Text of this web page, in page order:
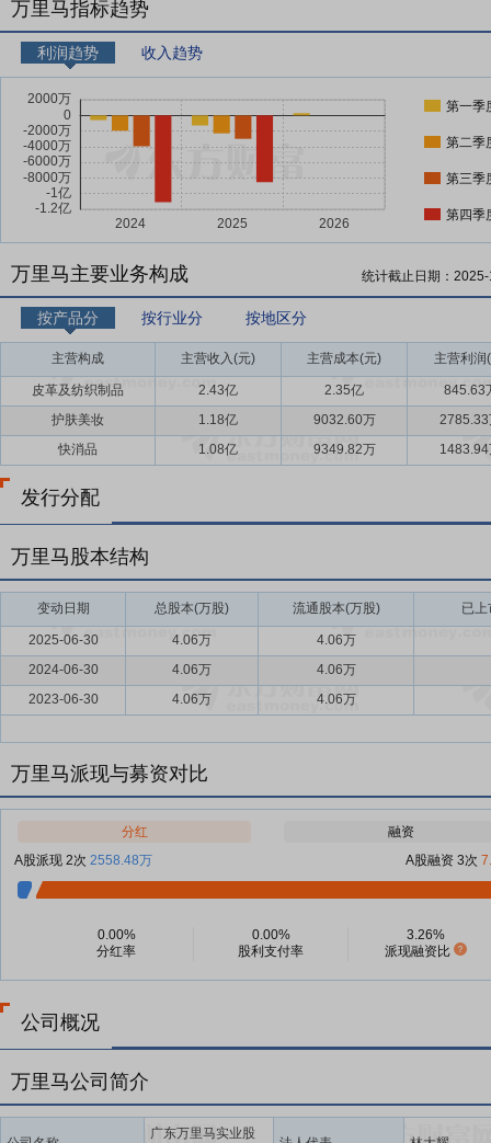
万里马指标趋势
利润趋势 收入趋势
第一季
第二季
第三季
第四季
万里马主要业务构成 统计截止日期：
按产品分 按行业分 按地区分
主营构成 主营收入(元) 主营成本(元) 主营利润
皮革及纺织制品 2.43亿 2.35亿
845.63
护肤美妆
1.18亿 9032.60万
2785.33
快消品
1.08亿 9349.82万 1483.94
发行分配
万里马股本结构
变动日期 总股本(万股) 流通股本(万股) 已
2025-06-30 4.06万
4.06万
2024-06-30
4.06万
4.06万
2023-06-30
4.06万 4.06万
万里马派现与募资对比
分红
融资
A股派现 2次 2558.48万 A股融资 3次
0.00%
分红率
0.00%
股利支付率
3.26%
派现融资比
公司概况
万里马公司简介
广东万里马实业股